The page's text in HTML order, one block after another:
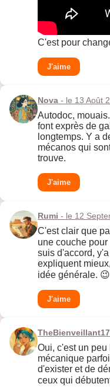
C'est pour
J'aime
Nova - le 13 Août
Autodoc,
font exprès de
longtemps. Y a
mécanos qui
trouve.
J'aime
Rumi - le 12
C'est clair que
une couche
suis d'accord,
expliquent
idée générale. 😉
J'aime
TheBienveillant17
Oui, c'est un
mécanique
d'exister et de
ceux qui